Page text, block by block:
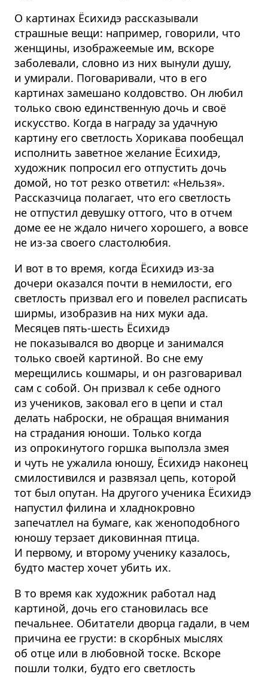
О картинах Ёсихидэ рассказывали
страшные вещи: например, говорили, что
женщины, изображеемые им, вскоре
заболевали, словно из них вынули душу,
и умирали. Поговаривали, что в его
картинах замешано колдовство. Он любил
только свою единственную дочь и своё
искусство. Когда в награду за удачную
картину его светлость Хорикава пообещал
исполнить заветное желание Ёсихидэ,
художник попросил его отпустить дочь
домой, но тот резко ответил: «Нельзя».
Рассказчица полагает, что его светлость
не отпустил девушку оттого, что в отчем
доме ее не ждало ничего хорошего, а вовсе
не из-за своего сластолюбия.
И вот в то время, когда Ёсихидэ из-за
дочери оказался почти в немилости, его
светлость призвал его и повелел расписать
ширмы, изобразив на них муки ада.
Месяцев пять-шесть Ёсихидэ
не показывался во дворце и занимался
только своей картиной. Во сне ему
мерещились кошмары, и он разговаривал
сам с собой. Он призвал к себе одного
из учеников, заковал его в цепи и стал
делать наброски, не обращая внимания
на страдания юноши. Только когда
из опрокинутого горшка выползла змея
и чуть не ужалила юношу, Ёсихидэ наконец
смилостивился и развязал цепь, которой
тот был опутан. На другого ученика Ёсихидэ
напустил филина и хладнокровно
запечатлел на бумаге, как женоподобного
юношу терзает диковинная птица.
И первому, и второму ученику казалось,
будто мастер хочет убить их.
В то время как художник работал над
картиной, дочь его становилась все
печальнее. Обитатели дворца гадали, в чем
причина ее грусти: в скорбных мыслях
об отце или в любовной тоске. Вскоре
пошли толки, будто его светлость